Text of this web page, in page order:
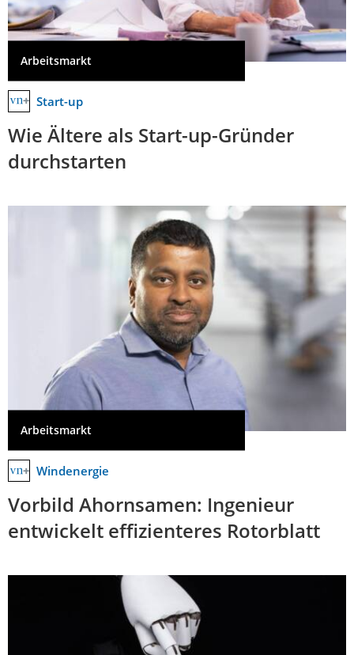
Arbeitsmarkt
Start-up
Wie Ältere als Start-up-Gründer
durchstarten
Arbeitsmarkt
Windenergie
Vorbild Ahornsamen: Ingenieur
entwickelt effizienteres Rotorblatt